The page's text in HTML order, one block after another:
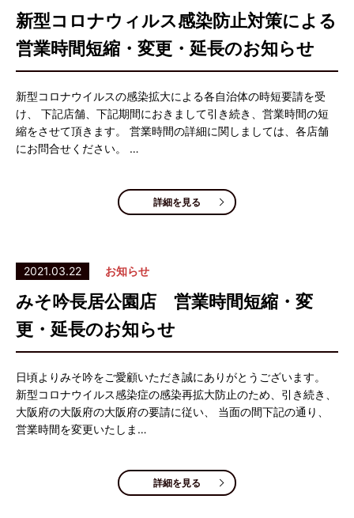
新型コロナウィルス感染防止対策による
営業時間短縮・変更・延長のお知らせ
新型コロナウイルスの感染拡大による各自治体の時短要請を受
け、 下記店舗、下記期間におきまして引き続き、営業時間の短
縮をさせて頂きます。 営業時間の詳細に関しましては、各店舗
にお問合せください。 …
詳細を見る
2021.03.22 お知らせ
みそ吟長居公園店 営業時間短縮・変
更・延長のお知らせ
日頃よりみそ吟をご愛顧いただき誠にありがとうございます。
新型コロナウイルス感染症の感染再拡大防止のため、引き続き、
大阪府の大阪府の大阪府の要請に従い、 当面の間下記の通り、
営業時間を変更いたしま…
詳細を見る